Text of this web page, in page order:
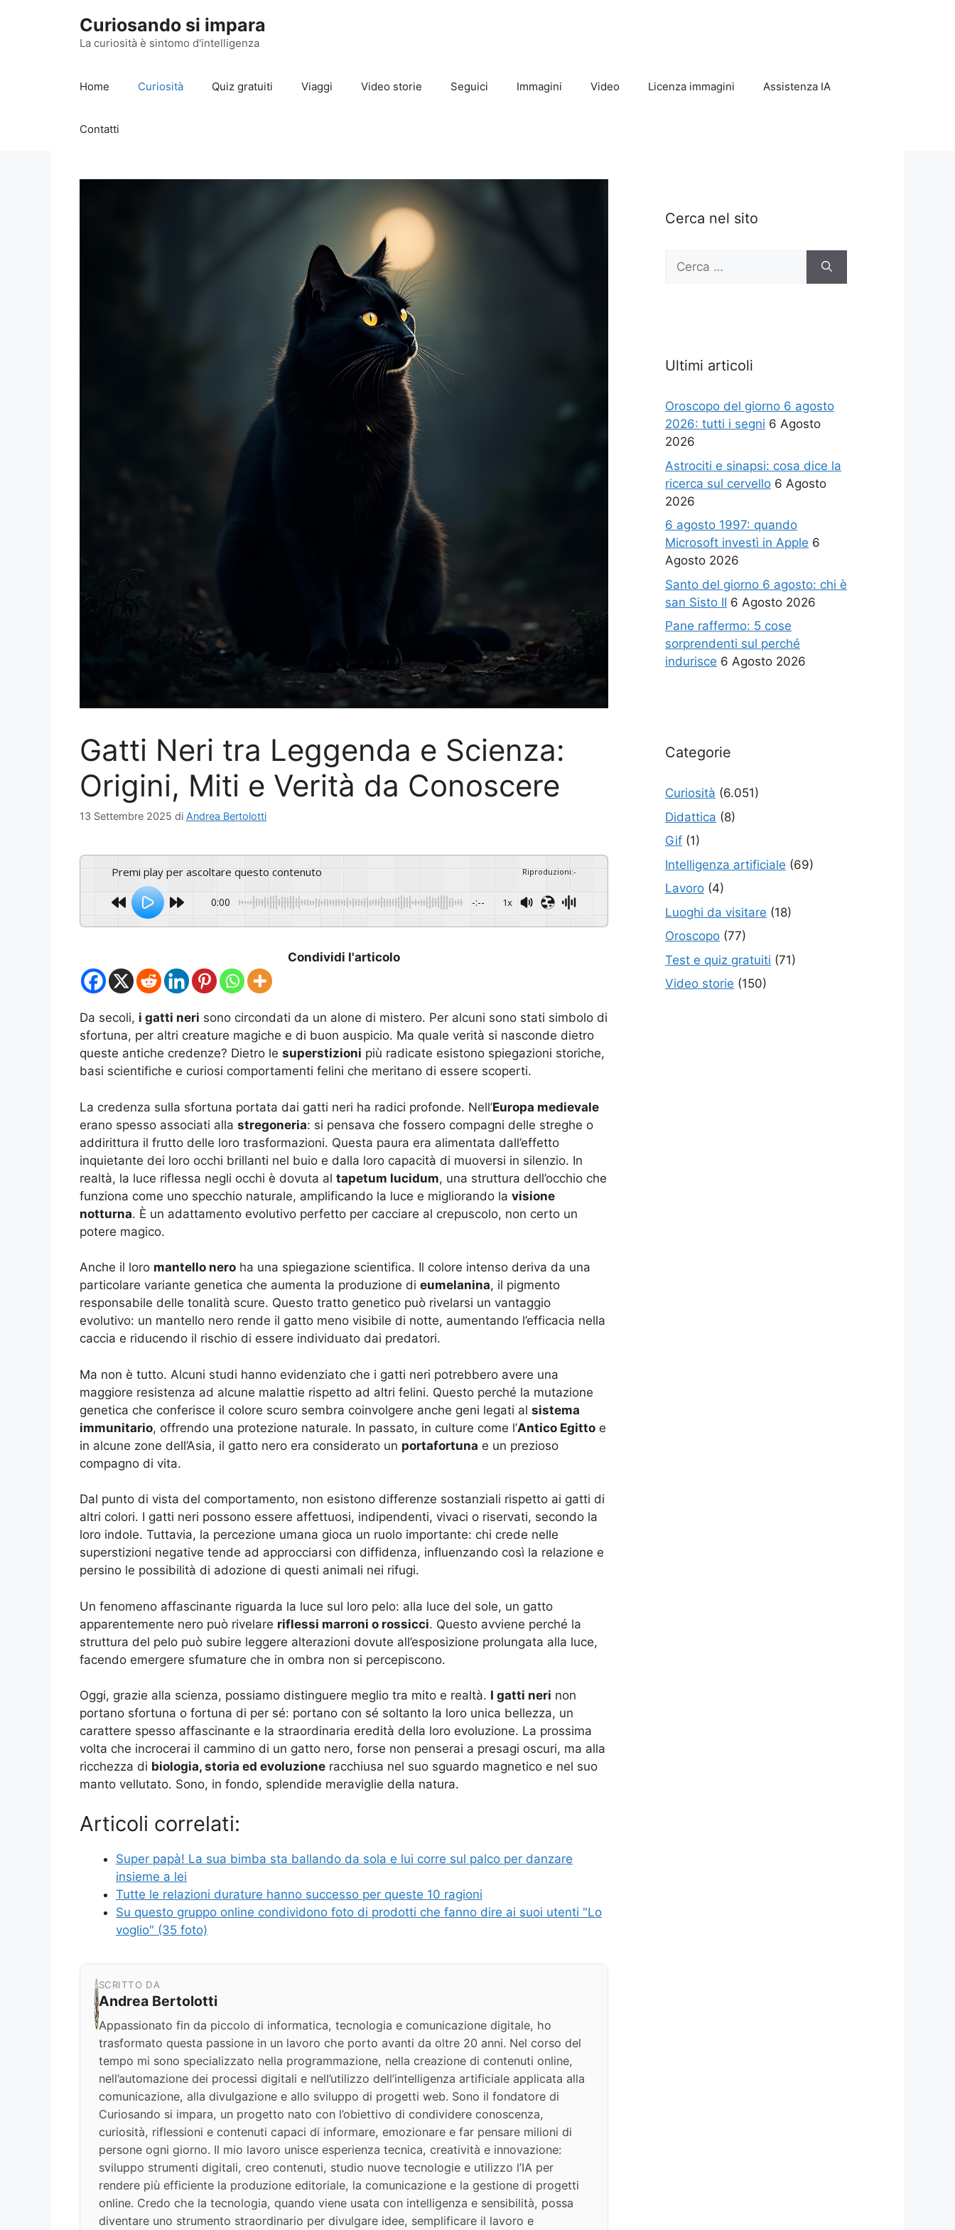
Curiosando si impara
La curiosità è sintomo d'intelligenza
Home Curiosità Quiz gratuiti Viaggi Video storie Seguici Immagini Video Licenza immagini Assistenza IA
Contatti
Gatti Neri tra Leggenda e Scienza:
Origini, Miti e Verità da Conoscere
13 Settembre 2025 di Andrea Bertolotti
Premi play per ascoltare questo contenuto Riproduzioni:-
0:00 -:-- 1x
Condividi l'articolo
Da secoli, i gatti neri sono circondati da un alone di mistero. Per alcuni sono stati simbolo di
sfortuna, per altri creature magiche e di buon auspicio. Ma quale verità si nasconde dietro
queste antiche credenze? Dietro le superstizioni più radicate esistono spiegazioni storiche,
basi scientifiche e curiosi comportamenti felini che meritano di essere scoperti.
La credenza sulla sfortuna portata dai gatti neri ha radici profonde. Nell’Europa medievale
erano spesso associati alla stregoneria: si pensava che fossero compagni delle streghe o
addirittura il frutto delle loro trasformazioni. Questa paura era alimentata dall’effetto
inquietante dei loro occhi brillanti nel buio e dalla loro capacità di muoversi in silenzio. In
realtà, la luce riflessa negli occhi è dovuta al tapetum lucidum, una struttura dell’occhio che
funziona come uno specchio naturale, amplificando la luce e migliorando la visione
notturna. È un adattamento evolutivo perfetto per cacciare al crepuscolo, non certo un
potere magico.
Anche il loro mantello nero ha una spiegazione scientifica. Il colore intenso deriva da una
particolare variante genetica che aumenta la produzione di eumelanina, il pigmento
responsabile delle tonalità scure. Questo tratto genetico può rivelarsi un vantaggio
evolutivo: un mantello nero rende il gatto meno visibile di notte, aumentando l’efficacia nella
caccia e riducendo il rischio di essere individuato dai predatori.
Ma non è tutto. Alcuni studi hanno evidenziato che i gatti neri potrebbero avere una
maggiore resistenza ad alcune malattie rispetto ad altri felini. Questo perché la mutazione
genetica che conferisce il colore scuro sembra coinvolgere anche geni legati al sistema
immunitario, offrendo una protezione naturale. In passato, in culture come l’Antico Egitto e
in alcune zone dell’Asia, il gatto nero era considerato un portafortuna e un prezioso
compagno di vita.
Dal punto di vista del comportamento, non esistono differenze sostanziali rispetto ai gatti di
altri colori. I gatti neri possono essere affettuosi, indipendenti, vivaci o riservati, secondo la
loro indole. Tuttavia, la percezione umana gioca un ruolo importante: chi crede nelle
superstizioni negative tende ad approcciarsi con diffidenza, influenzando così la relazione e
persino le possibilità di adozione di questi animali nei rifugi.
Un fenomeno affascinante riguarda la luce sul loro pelo: alla luce del sole, un gatto
apparentemente nero può rivelare riflessi marroni o rossicci. Questo avviene perché la
struttura del pelo può subire leggere alterazioni dovute all’esposizione prolungata alla luce,
facendo emergere sfumature che in ombra non si percepiscono.
Oggi, grazie alla scienza, possiamo distinguere meglio tra mito e realtà. I gatti neri non
portano sfortuna o fortuna di per sé: portano con sé soltanto la loro unica bellezza, un
carattere spesso affascinante e la straordinaria eredità della loro evoluzione. La prossima
volta che incrocerai il cammino di un gatto nero, forse non penserai a presagi oscuri, ma alla
ricchezza di biologia, storia ed evoluzione racchiusa nel suo sguardo magnetico e nel suo
manto vellutato. Sono, in fondo, splendide meraviglie della natura.
Articoli correlati:
Super papà! La sua bimba sta ballando da sola e lui corre sul palco per danzare
insieme a lei
Tutte le relazioni durature hanno successo per queste 10 ragioni
Su questo gruppo online condividono foto di prodotti che fanno dire ai suoi utenti "Lo
voglio" (35 foto)
SCRITTO DA
Andrea Bertolotti
Appassionato fin da piccolo di informatica, tecnologia e comunicazione digitale, ho
trasformato questa passione in un lavoro che porto avanti da oltre 20 anni. Nel corso del
tempo mi sono specializzato nella programmazione, nella creazione di contenuti online,
nell’automazione dei processi digitali e nell’utilizzo dell’intelligenza artificiale applicata alla
comunicazione, alla divulgazione e allo sviluppo di progetti web. Sono il fondatore di
Curiosando si impara, un progetto nato con l’obiettivo di condividere conoscenza,
curiosità, riflessioni e contenuti capaci di informare, emozionare e far pensare milioni di
persone ogni giorno. Il mio lavoro unisce esperienza tecnica, creatività e innovazione:
sviluppo strumenti digitali, creo contenuti, studio nuove tecnologie e utilizzo l’IA per
rendere più efficiente la produzione editoriale, la comunicazione e la gestione di progetti
online. Credo che la tecnologia, quando viene usata con intelligenza e sensibilità, possa
diventare uno strumento straordinario per divulgare idee, semplificare il lavoro e
Cerca nel sito
Ricerca
Ultimi articoli
Oroscopo del giorno 6 agosto
2026: tutti i segni 6 Agosto
2026
Astrociti e sinapsi: cosa dice la
ricerca sul cervello 6 Agosto
2026
6 agosto 1997: quando
Microsoft investì in Apple 6
Agosto 2026
Santo del giorno 6 agosto: chi è
san Sisto II 6 Agosto 2026
Pane raffermo: 5 cose
sorprendenti sul perché
indurisce 6 Agosto 2026
Categorie
Curiosità (6.051)
Didattica (8)
Gif (1)
Intelligenza artificiale (69)
Lavoro (4)
Luoghi da visitare (18)
Oroscopo (77)
Test e quiz gratuiti (71)
Video storie (150)